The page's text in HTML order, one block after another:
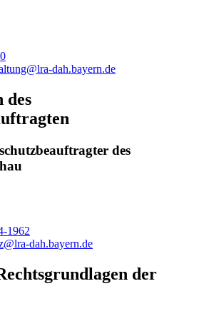
dah.bayern.de
des
des
1962
dah.bayern.de
der